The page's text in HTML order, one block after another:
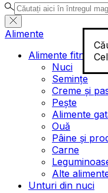
Alimente
Alimente fitness
Nuci
Semințe
Creme și
Pește
Alimente
Ouă
Pâine și
Carne
Alte
Unturi din nuci